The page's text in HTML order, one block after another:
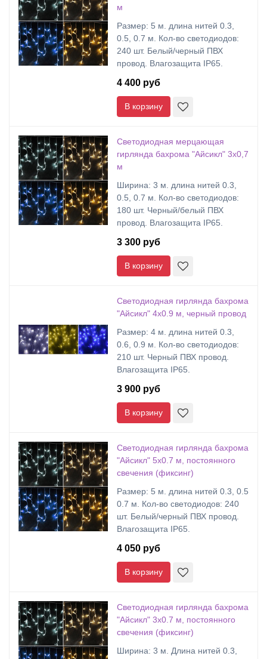
м
Размер: 5 м. длина нитей 0.3,
0.5, 0.7 м. Кол-во светодиодов:
240 шт. Белый/черный ПВХ
провод. Влагозащита IP65.
4 400 руб
В корзину
Светодиодная мерцающая
гирлянда бахрома "Айсикл" 3х0,7
м
Ширина: 3 м. длина нитей 0.3,
0.5, 0.7 м. Кол-во светодиодов:
180 шт. Черный/белый ПВХ
провод. Влагозащита IP65.
3 300 руб
В корзину
Светодиодная гирлянда бахрома
"Айсикл" 4х0.9 м, черный провод
Размер: 4 м. длина нитей 0.3,
0.6, 0.9 м. Кол-во светодиодов:
210 шт. Черный ПВХ провод.
Влагозащита IP65.
3 900 руб
В корзину
Светодиодная гирлянда бахрома
"Айсикл" 5х0.7 м, постоянного
свечения (фиксинг)
Размер: 5 м. длина нитей 0.3, 0.5
0.7 м. Кол-во светодиодов: 240
шт. Белый/черный ПВХ провод.
Влагозащита IP65.
4 050 руб
В корзину
Светодиодная гирлянда бахрома
"Айсикл" 3х0.7 м, постоянного
свечения (фиксинг)
Ширина: 3 м. Длина нитей 0.3,